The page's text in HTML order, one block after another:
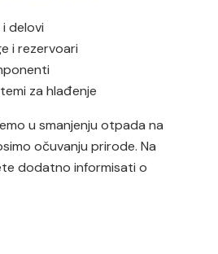
delovi
i rezervoari
za hlađenje
u smanjenju otpada na
očuvanju prirode. Na
dodatno informisati o